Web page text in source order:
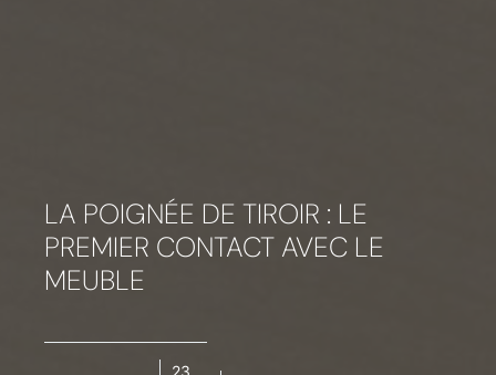
LA POIGNÉE DE TIROIR : LE
PREMIER CONTACT AVEC LE
MEUBLE
23